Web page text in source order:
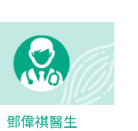
鄧偉祺醫生